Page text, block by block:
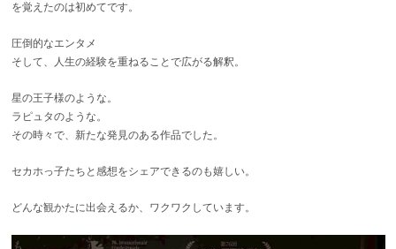
を覚えたのは初めてです。
圧倒的なエンタメ
そして、人生の経験を重ねることで広がる解釈。
星の王子様のような。
ラピュタのような。
その時々で、新たな発見のある作品でした。
セカホっ子たちと感想をシェアできるのも嬉しい。
どんな観かたに出会えるか、ワクワクしています。